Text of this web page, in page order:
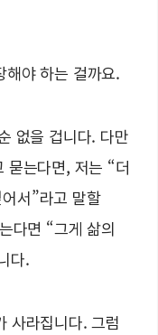
해야 하는 걸까요.
없을 겁니다. 다만
묻는다면, 저는 “더
서”라고 말할
다면 “그게 삶의
다.
사라집니다. 그럼